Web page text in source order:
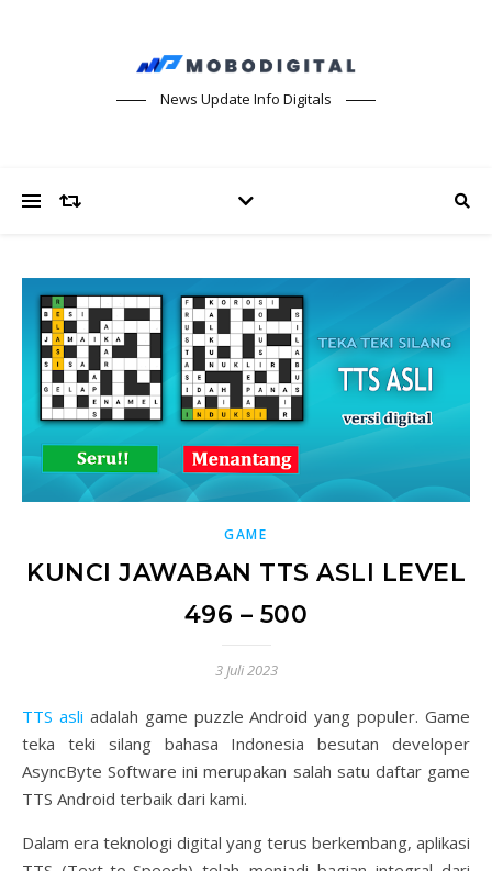
News Update Info Digitals
GAME
KUNCI JAWABAN TTS ASLI LEVEL
496 – 500
3 Juli 2023
TTS asli adalah game puzzle Android yang populer. Game
teka teki silang bahasa Indonesia besutan developer
AsyncByte Software ini merupakan salah satu daftar game
TTS Android terbaik dari kami.
Dalam era teknologi digital yang terus berkembang, aplikasi